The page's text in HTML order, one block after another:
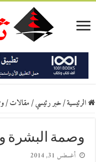
الرئيسية/خبر رئيسي/مقالات/
وصمة البشرة
أغسطس 31, 2014